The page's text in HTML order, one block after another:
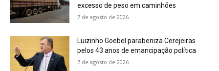
excesso de peso em caminhões
7 de agosto de 2026
Luizinho Goebel parabeniza Cerejeiras
pelos 43 anos de emancipação política
7 de agosto de 2026